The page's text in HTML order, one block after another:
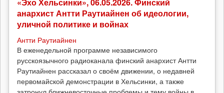
«Эхо Хельсинки», 06.05.2026. Финский
анархист Антти Раутиайнен об идеологии,
уличной политике и войнах
Антти Раутиайнен
В еженедельной программе независимого
русскоязычного радиоканала финский анархист Антти
Раутиайнен рассказал о своём движении, о недавней
первомайской демонстрации в Хельсинки, а также